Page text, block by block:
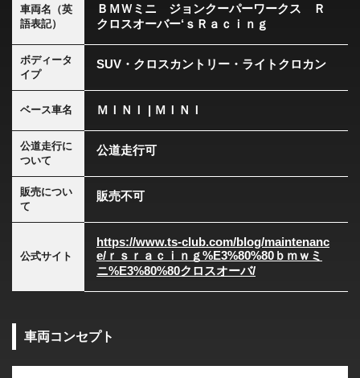
車両名（英
語表記）
ＢＭＷミニ ジョンクーパーワークス Ｒ
クロスオーバー‘ｓＲａｃｉｎｇ
ボディータ
イプ
SUV・クロスカントリー・ライトクロカン
ベース車名 ＭＩＮＩ | ＭＩＮＩ
公道走行に
ついて
公道走行可
販売につい
て
販売不可
公式サイト
https://www.ts-club.com/blog/maintenanc
e/ｒｓｒａｃｉｎｇ%E3%80%80ｂｍｗミ
ニ%E3%80%80クロスオーバ/
車両コンセプト